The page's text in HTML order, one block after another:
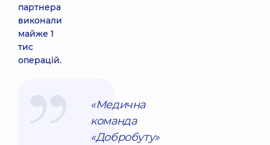
партнера
виконали
майже 1
тис
операцій.
«Медична
команда
«Добробуту»